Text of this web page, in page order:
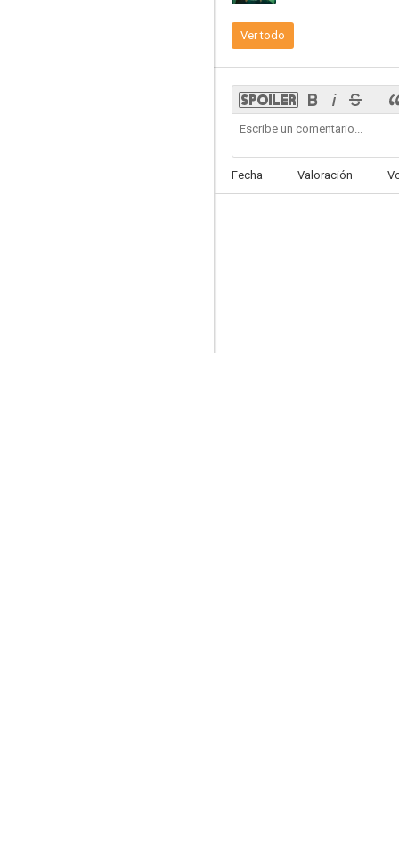
8.0
Ver todo
Fecha Valoración